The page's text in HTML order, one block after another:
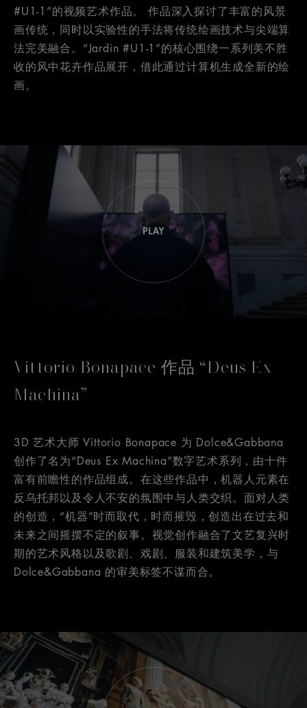
#U1-1”的视频艺术作品。 作品深入探讨了丰富的风景
画传统，同时以实验性的手法将传统绘画技术与尖端算
法完美融合。“Jardin #U1-1”的核心围绕一系列美不胜
收的风中花卉作品展开，借此通过计算机生成全新的绘
画。
Vittorio Bonapace 作品 “Deus Ex
Machina”
3D 艺术大师 Vittorio Bonapace 为 Dolce&Gabbana
创作了名为“Deus Ex Machina”数字艺术系列，由十件
富有前瞻性的作品组成。在这些作品中，机器人元素在
反乌托邦以及令人不安的氛围中与人类交织。面对人类
的创造，“机器”时而取代，时而摧毁，创造出在过去和
未来之间摇摆不定的叙事。视觉创作融合了文艺复兴时
期的艺术风格以及歌剧、戏剧、服装和建筑美学，与
Dolce&Gabbana 的审美标签不谋而合。